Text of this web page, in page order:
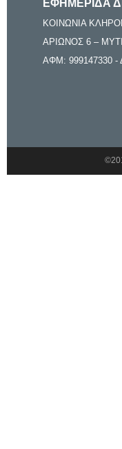
ΕΦΗΜΕΡΙΔΑ
ΚΟΙΝΩΝΙΑ
ΑΡΙΩΝΟΣ 6 –
ΑΦΜ: 999147330